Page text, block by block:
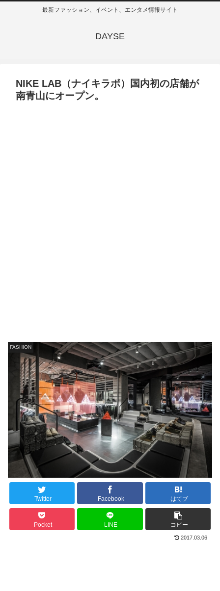
最新ファッション、イベント、エンタメ情報サイト
DAYSE
NIKE LAB（ナイキラボ）国内初の店舗が
南青山にオープン。
FASHION
Twitter Facebook はてブ
Pocket LINE コピー
2017.03.06